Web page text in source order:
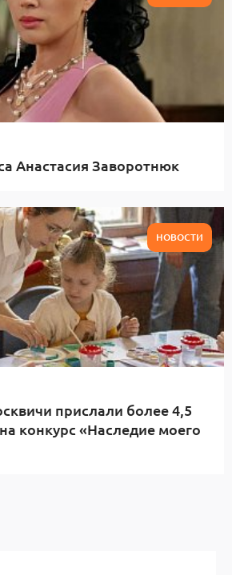
Анастасия Заворотнюк
НОВОСТИ
прислали более 4,5
конкурс «Наследие моего